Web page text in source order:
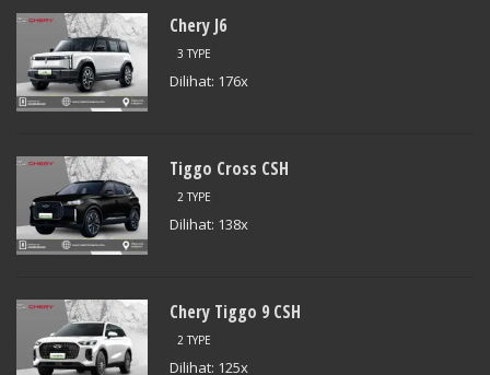
Chery J6
3 TYPE
Dilihat: 176x
Tiggo Cross CSH
2 TYPE
Dilihat: 138x
Chery Tiggo 9 CSH
2 TYPE
Dilihat: 125x